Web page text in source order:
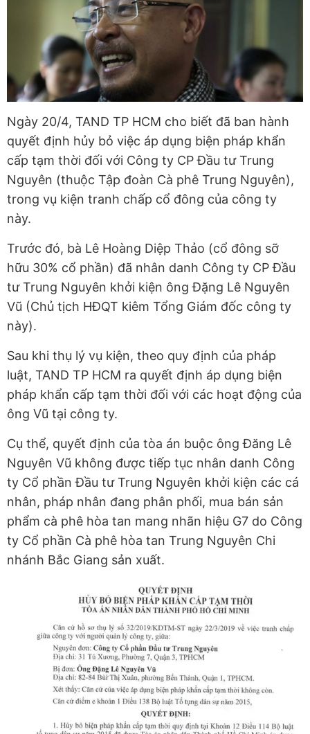
Ngày 20/4, TAND TP HCM cho biết đã ban hành
quyết định hủy bỏ việc áp dụng biện pháp khẩn
cấp tạm thời đối với Công ty CP Đầu tư Trung
Nguyên (thuộc Tập đoàn Cà phê Trung Nguyên),
trong vụ kiện tranh chấp cổ đông của công ty
này.
Trước đó, bà Lê Hoàng Diệp Thảo (cổ đông sỡ
hữu 30% cổ phần) đã nhân danh Công ty CP Đầu
tư Trung Nguyên khởi kiện ông Đặng Lê Nguyên
Vũ (Chủ tịch HĐQT kiêm Tổng Giám đốc công ty
này).
Sau khi thụ lý vụ kiện, theo quy định của pháp
luật, TAND TP HCM ra quyết định áp dụng biện
pháp khẩn cấp tạm thời đối với các hoạt động của
ông Vũ tại công ty.
Cụ thể, quyết định của tòa án buộc ông Đăng Lê
Nguyên Vũ không được tiếp tục nhân danh Công
ty Cổ phần Đầu tư Trung Nguyên khởi kiện các cá
nhân, pháp nhân đang phân phối, mua bán sản
phẩm cà phê hòa tan mang nhãn hiệu G7 do Công
ty Cổ phần Cà phê hòa tan Trung Nguyên Chi
nhánh Bắc Giang sản xuất.